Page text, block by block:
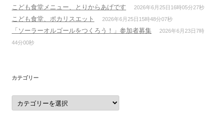
こども食堂メニュー、とりからあげです 2026年6月25日16時05分27秒
こども食堂、ポカリスエット 2026年6月25日15時48分07秒
「ソーラーオルゴールをつくろう！」参加者募集
2026年6月23日7時
44分00秒
カテゴリー
カ
テ
ゴ